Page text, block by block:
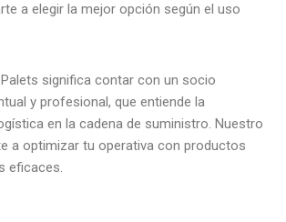
a elegir la mejor opción según el uso
significa contar con un socio
y profesional, que entiende la
en la cadena de suministro. Nuestro
a optimizar tu operativa con productos
eficaces.